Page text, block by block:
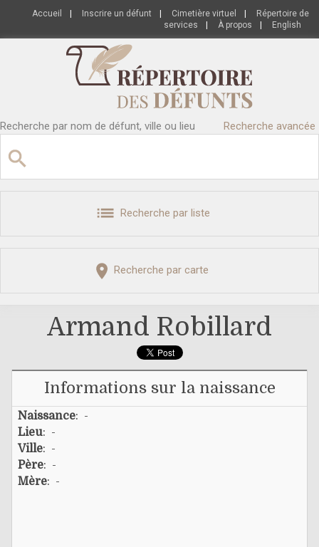
Accueil Inscrire un défunt Cimetière virtuel
Répertoire de
services
À propos English
Recherche par nom de défunt, ville ou lieu Recherche avancée
Recherche par liste
Recherche par carte
Armand Robillard
Informations sur la naissance
Naissance: -
Lieu: -
Ville: -
Père: -
Mère: -